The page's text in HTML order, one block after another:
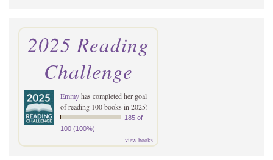
2025 Reading
Challenge
Emmyhas completed her goal
of reading 100 books in 2025!
185 of
100 (100%)
view books